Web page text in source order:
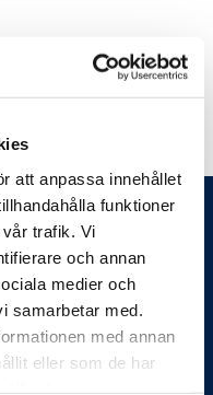
att anpassa innehållet
funktioner
trafik. Vi
och annan
medier och
samarbetar med.
med annan
eller som de har
att
kostnader. Det gör